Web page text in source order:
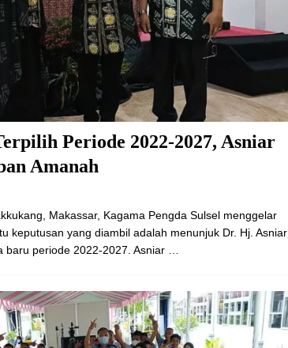
Periode 2022-2027, Asniar
Amanah
Makassar, Kagama Pengda Sulsel menggelar
keputusan yang diambil adalah menunjuk Dr. Hj. Asniar
baru periode 2022-2027. Asniar